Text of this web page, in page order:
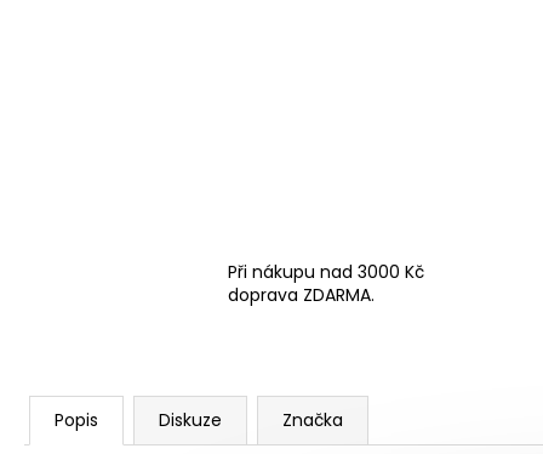
Při nákupu nad 3000 Kč
doprava ZDARMA.
Popis Diskuze Značka